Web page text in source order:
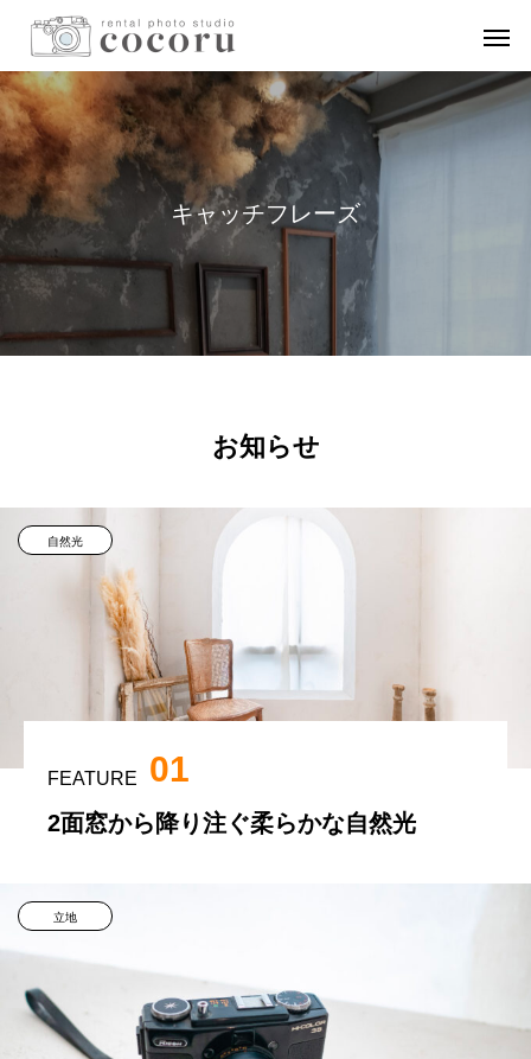
キャッチフ レーズ
お知らせ
自然光
FEATURE 01
2面窓から降り注ぐ柔らかな自然光
立地